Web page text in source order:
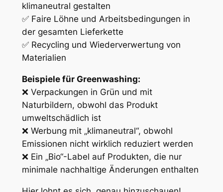
klimaneutral gestalten
✅ Faire Löhne und Arbeitsbedingungen in
der gesamten Lieferkette
✅ Recycling und Wiederverwertung von
Materialien
Beispiele für Greenwashing:
❌ Verpackungen in Grün und mit
Naturbildern, obwohl das Produkt
umweltschädlich ist
❌ Werbung mit „klimaneutral“, obwohl
Emissionen nicht wirklich reduziert werden
❌ Ein „Bio“-Label auf Produkten, die nur
minimale nachhaltige Änderungen enthalten